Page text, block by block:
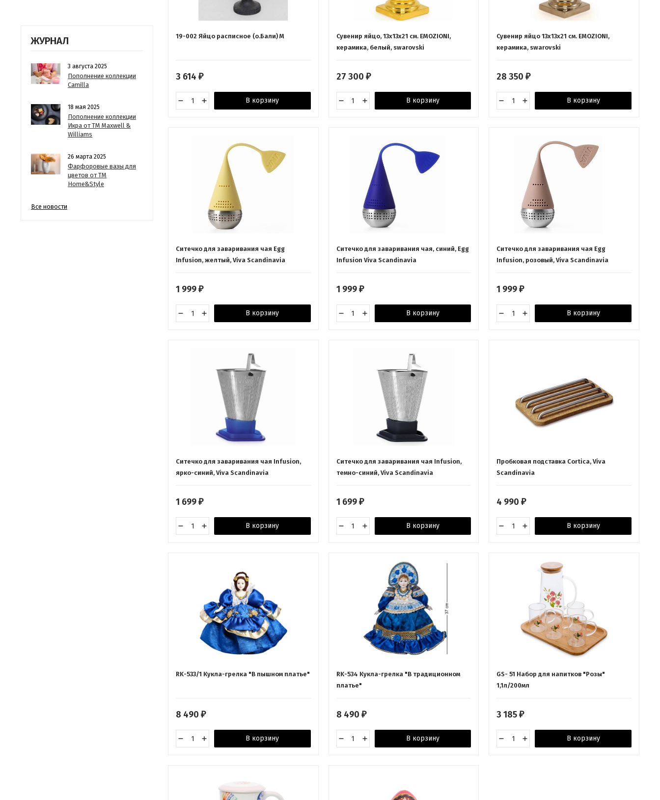
ЖУРНАЛ
3 августа 2025
Пополнение коллекции
Camilla
18 мая 2025
Пополнение коллекции
Икра от ТМ Maxwell &
Williams
26 марта 2025
Фарфоровые вазы для
цветов от ТМ
Home&Style
Все новости
19-002 Яйцо расписное (о.Бали) M
3 614 ₽
В корзину
Сувенир яйцо, 13х13х21 см. EMOZIONI,
керамика, белый, swarovski
27 300 ₽
В корзину
Сувенир яйцо 13х13х21 см. EMOZIONI,
керамика, swarovski
28 350₽
В корзину
Cитечко для заваривания чая Egg
Infusion, желтый, Viva Scandinavia
1 999 ₽
В корзину
Cитечко для заваривания чая, синий, Egg
Infusion Viva Scandinavia
1 999 ₽
В корзину
Cитечко для заваривания чая Egg
Infusion, розовый, Viva Scandinavia
1 999₽
В корзину
Ситечко для заваривания чая Infusion,
ярко-синий, Viva Scandinavia
1 699 ₽
В корзину
Ситечко для заваривания чая Infusion,
темно-синий, Viva Scandinavia
1 699 ₽
В корзину
Пробковая подставка Cortica, Viva
Scandinavia
4 990₽
В корзину
RK-533/1 Кукла-грелка "В пышном платье"
8 490 ₽
В корзину
RK-534 Кукла-грелка "В традиционном
платье"
8 490 ₽
В корзину
GS- 51 Набор для напитков "Розы"
1,1л/200мл
3 185₽
В корзину